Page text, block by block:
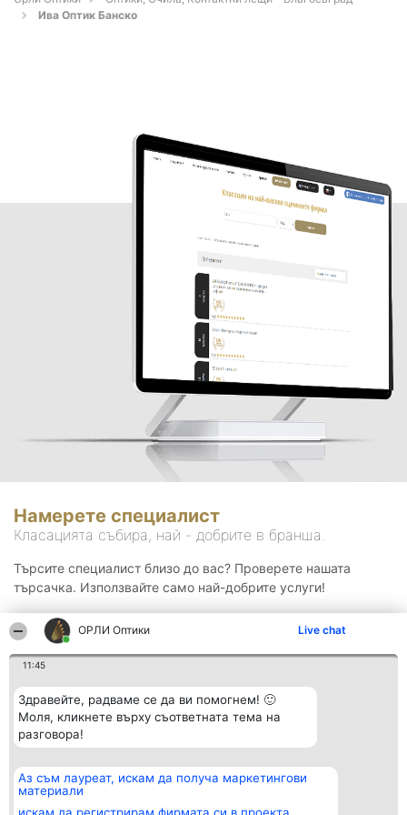
ОРЛИ Оптики Live chat
11:45
Здравейте, радваме се да ви помогнем! 🙂
Моля, кликнете върху съответната тема на
разговора!
Аз съм лауреат, искам да получа маркетингови
материали
Ива Оптик Банско
Намерете специалист
Класацията събира, най - добрите в бранша.
Търсите специалист близо до вас? Проверете нашата
търсачка. Използвайте само най-добрите услуги!
Организатор на
класиране
Класация Контакти